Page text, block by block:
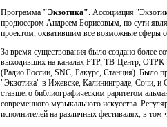
Программа "Экзотика". Ассоциация
продюсером Андреем Борисовым, по сути
проектом, охватившим все возможные сферы
За время существования было создано более
выходивших на каналах РТР, ТВ-Центр,
(Радио России, SNC, Ракурс, Станция). Было
"Экзотика" в Ижевске, Калининграде, Сочи, и
ставшего библиографическим раритетом
современного музыкального искусства.
исполнителей на различных фестивалях, в том